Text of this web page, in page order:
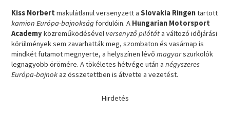
Kiss Norbert makulátlanul versenyzett aSlovakia Ringentartott
kamion Európa-bajnokságfordulóin. A Hungarian Motorsport
Academyközreműködésével versenyző pilótáta változó időjárási
körülmények sem zavarhatták meg, szombaton és vasárnap is
mindkét futamot megnyerte, a helyszínen lévőmagyarszurkolók
legnagyobb örömére. A tökéletes hétvége után anégyszeres
Európa-bajnokaz összetettben is átvette a vezetést.
Hirdetés